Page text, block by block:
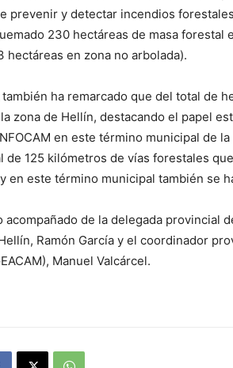
prevenir y detectar incendios
230 hectáreas de masa forestal
hectáreas en zona no arbolada).
ha remarcado que del total de
zona de Hellín, destacando el papel
en este término municipal de
de 125 kilómetros de vías forestales
en este término municipal también se
acompañado de la delegada provincial
Ramón García y el coordinador
Manuel Valcárcel.